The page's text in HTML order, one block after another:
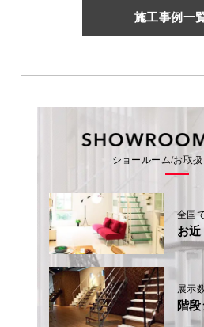
施工事例一
ショールーム/お取
全国
お
展示
階